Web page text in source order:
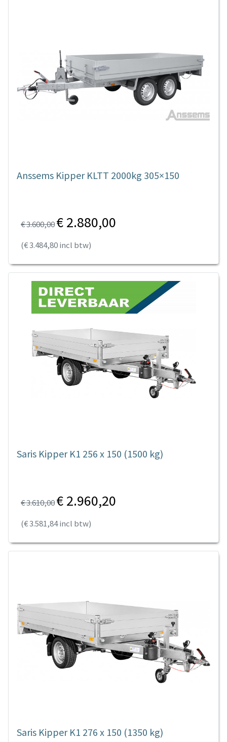
Anssems Kipper KLTT 2000kg 305×150
€ 3.600,00€ 2.880,00
(€ 3.484,80 incl btw)
Saris Kipper K1 256 x 150 (1500 kg)
€ 3.610,00€ 2.960,20
(€ 3.581,84 incl btw)
Saris Kipper K1 276 x 150 (1350 kg)